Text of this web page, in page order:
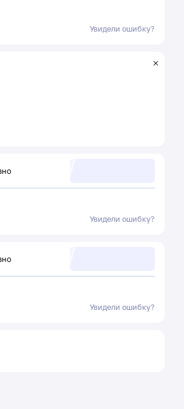
Увидели ошибку?
Увидели ошибку?
Увидели ошибку?